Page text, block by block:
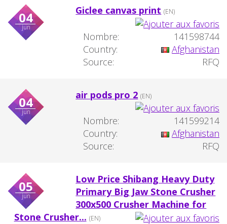
04
jun
Giclee canvas print (EN)
Nombre:
141598744
Country:
Afghanistan
Source:
RFQ
04
jun
air pods pro 2 (EN)
Nombre:
141599214
Country:
Afghanistan
Source:
RFQ
05
jun
Low Price Shibang Heavy Duty
Primary Big Jaw Stone Crusher
300x500 Crusher Machine for
Stone Crusher... (EN)